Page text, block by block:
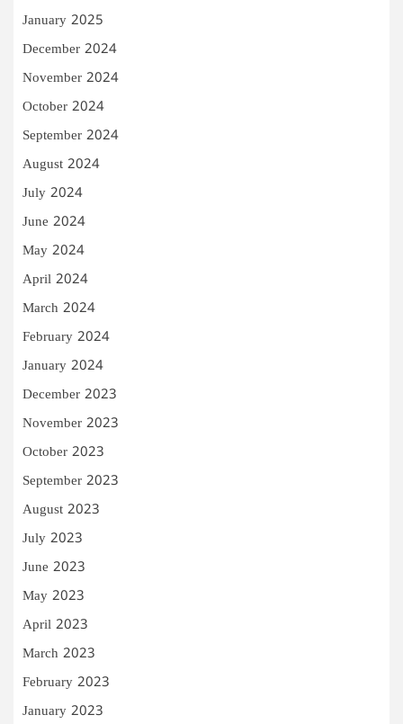
January 2025
December 2024
November 2024
October 2024
September 2024
August 2024
July 2024
June 2024
May 2024
April 2024
March 2024
February 2024
January 2024
December 2023
November 2023
October 2023
September 2023
August 2023
July 2023
June 2023
May 2023
April 2023
March 2023
February 2023
January 2023